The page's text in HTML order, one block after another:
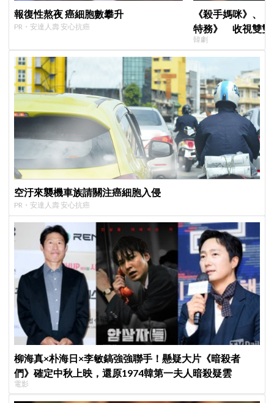
報復性熬夜 癌細胞數攀升
PR・安達人壽 安心抗癌
《殺手媽咪》、
特務》 收視雙雙
高！
韓劇
空汙來襲機車族請關注癌細胞入侵
PR・安達人壽 安心抗癌
柳海真×朴海日×李敏鎬強強聯手！懸疑大片《暗殺者
們》確定中秋上映，還原1974韓第一夫人暗殺疑雲
電影